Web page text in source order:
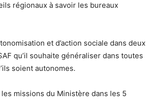
régionaux à savoir les bureaux
et d’action sociale dans deux
qu’il souhaite généraliser dans toutes
soient autonomes.
missions du Ministère dans les 5